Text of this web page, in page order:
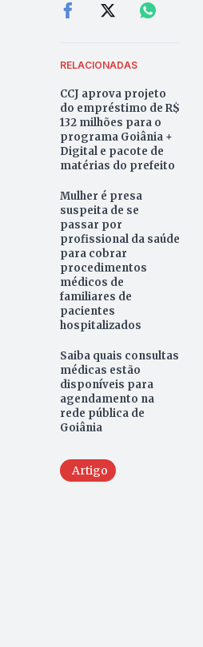
RELACIONADAS
CCJ aprova projeto
do empréstimo de R$
132 milhões para o
programa Goiânia +
Digital e pacote de
matérias do prefeito
Mulher é presa
suspeita de se
passar por
profissional da saúde
para cobrar
procedimentos
médicos de
familiares de
pacientes
hospitalizados
Saiba quais consultas
médicas estão
disponíveis para
agendamento na
rede pública de
Goiânia
Artigo